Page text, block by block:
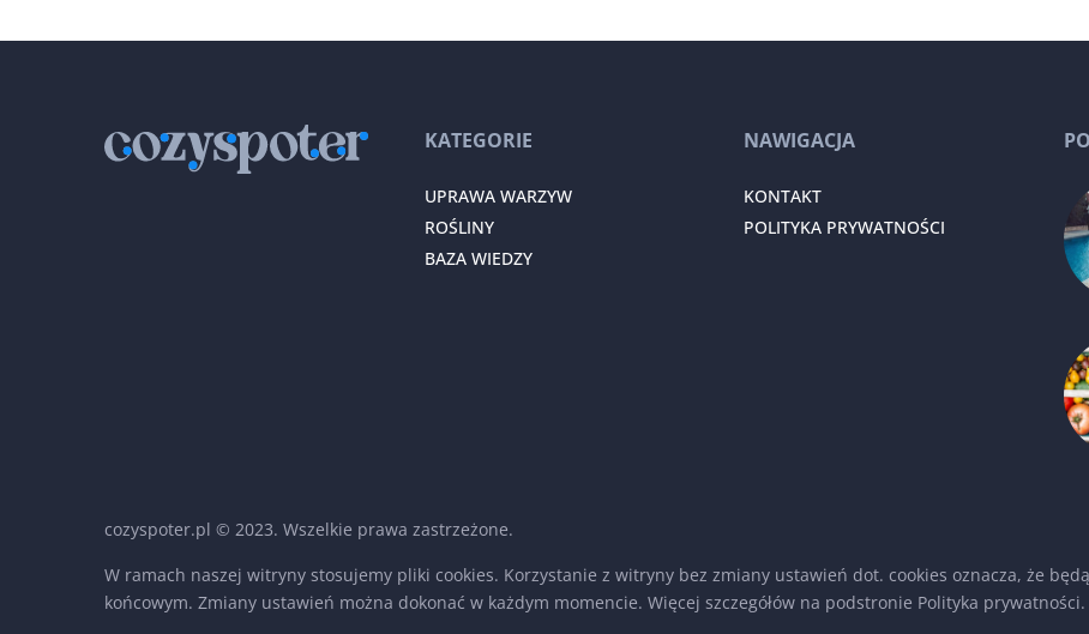
KATEGORIE
UPRAWA WARZYW
ROŚLINY
BAZA WIEDZY
NAWIGACJA
KONTAKT
POLITYKA PRYWATNOŚCI
cozyspoter.pl © 2023. Wszelkie prawa zastrzeżone.
W ramach naszej witryny stosujemy pliki cookies. Korzystanie z witryny bez zmiany ustawień dot. cookies oznacza, że
końcowym. Zmiany ustawień można dokonać w każdym momencie. Więcej szczegółów na podstronie Polityka prywatności.